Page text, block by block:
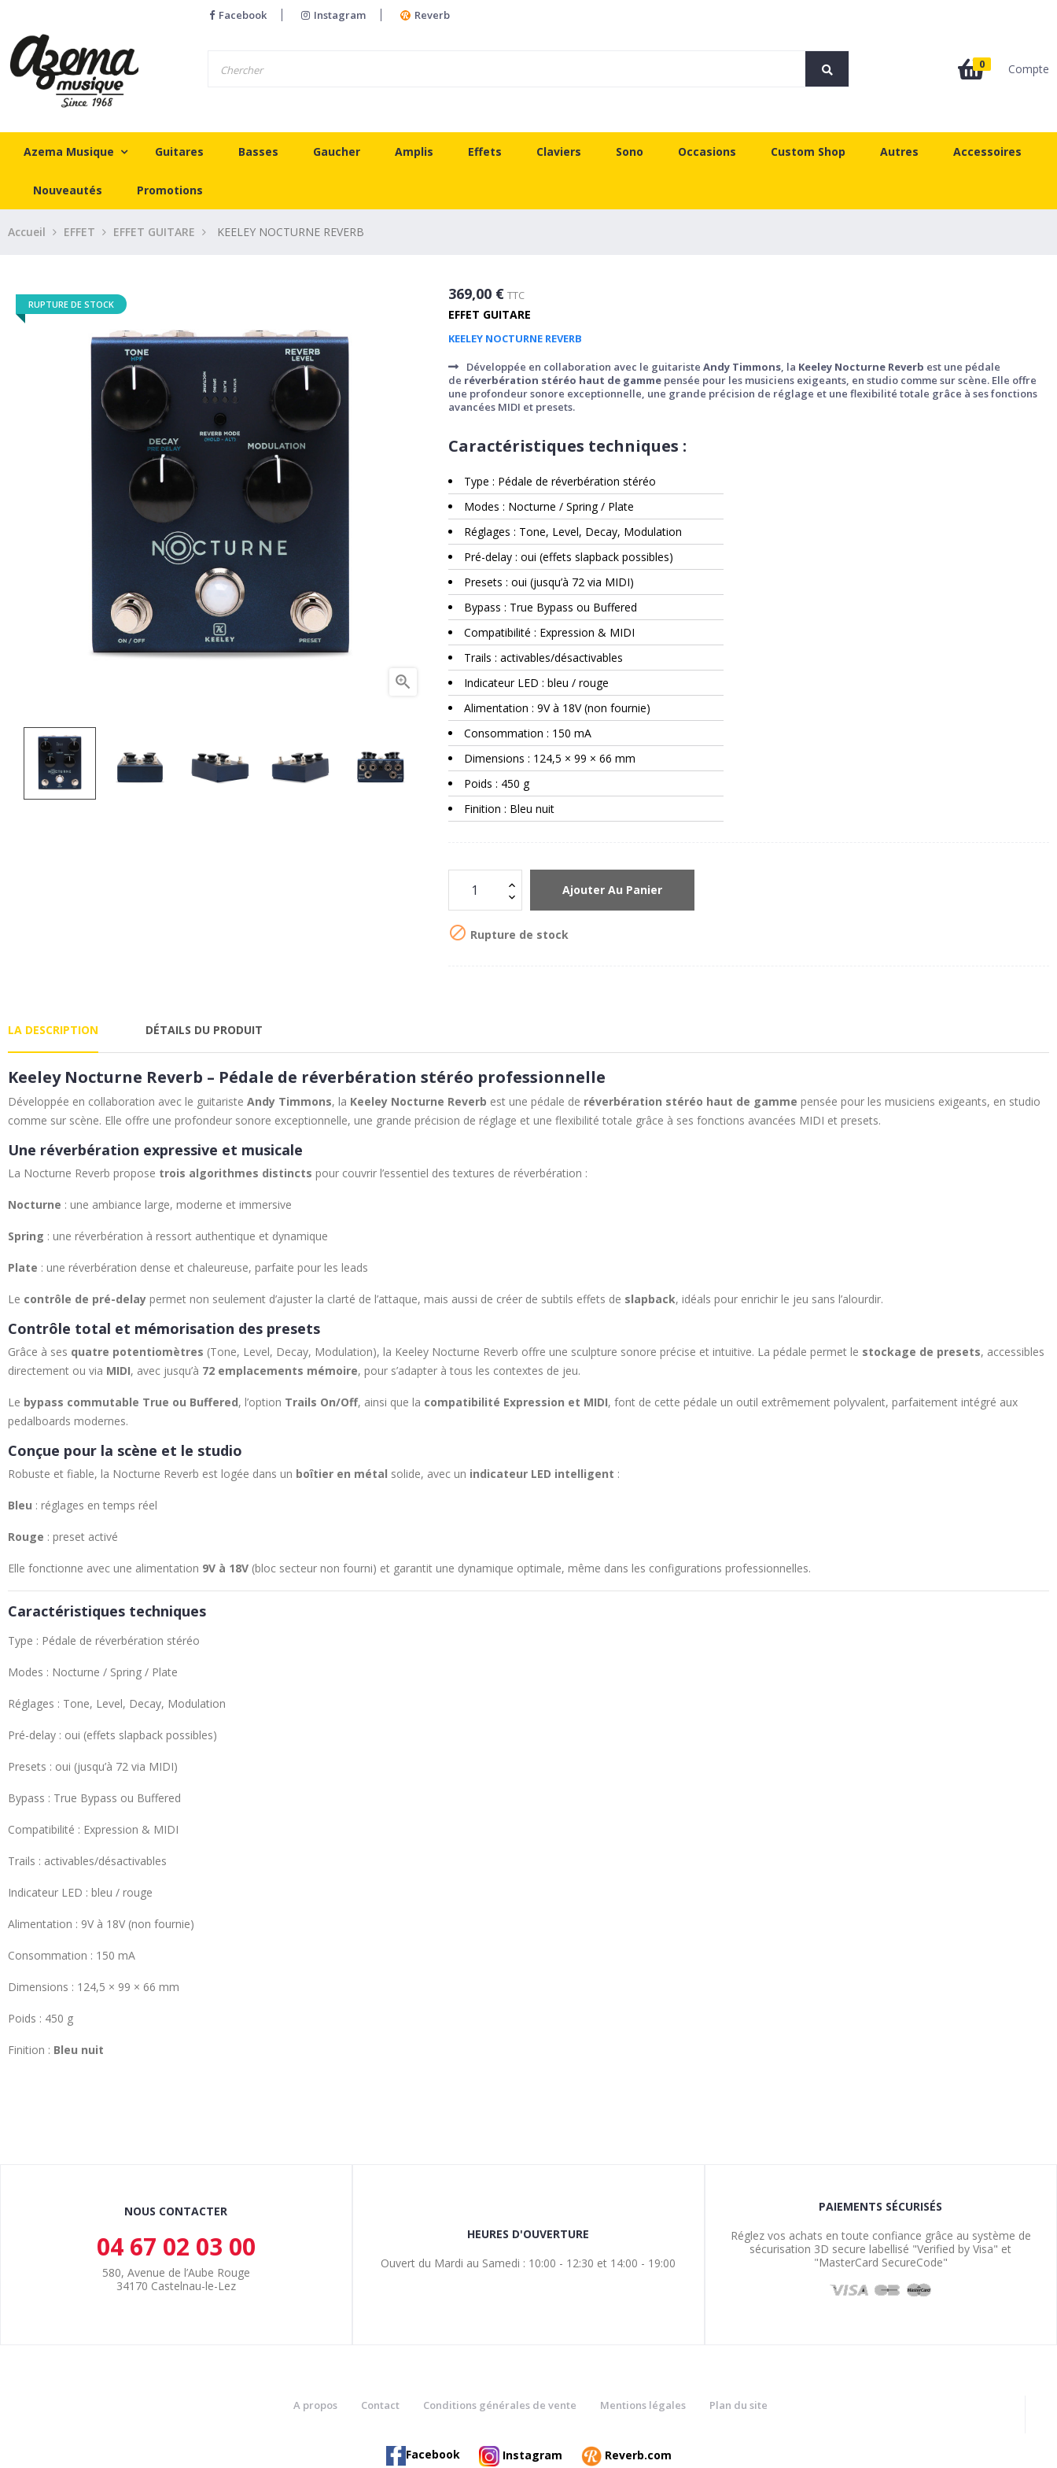
Facebook Instagram Reverb
0 Compte
Azema Musique Guitares Basses Gaucher Amplis Effets Claviers Sono Occasions Custom Shop Autres Accessoires
Nouveautés Promotions
Accueil EFFET EFFET GUITARE KEELEY NOCTURNE REVERB
RUPTURE DE STOCK

369,00 € TTC
EFFET GUITARE
KEELEY NOCTURNE REVERB
Développée en collaboration avec le guitariste Andy Timmons, la Keeley Nocturne Reverb est une pédale
de réverbération stéréo haut de gamme pensée pour les musiciens exigeants, en studio comme sur scène. Elle offre
une profondeur sonore exceptionnelle, une grande précision de réglage et une flexibilité totale grâce à ses fonctions
avancées MIDI et presets.
Caractéristiques techniques :
Type : Pédale de réverbération stéréo
Modes : Nocturne / Spring / Plate
Réglages : Tone, Level, Decay, Modulation
Pré-delay : oui (effets slapback possibles)
Presets : oui (jusqu’à 72 via MIDI)
Bypass : True Bypass ou Buffered
Compatibilité : Expression & MIDI
Trails : activables/désactivables
Indicateur LED : bleu / rouge
Alimentation : 9V à 18V (non fournie)
Consommation : 150 mA
Dimensions : 124,5 × 99 × 66 mm
Poids : 450 g
Finition : Bleu nuit
Ajouter Au Panier
 Rupture de stock
LA DESCRIPTION DÉTAILS DU PRODUIT
Keeley Nocturne Reverb – Pédale de réverbération stéréo professionnelle
Développée en collaboration avec le guitariste Andy Timmons, la Keeley Nocturne Reverb est une pédale de réverbération stéréo haut de gamme pensée pour les musiciens exigeants, en studio
comme sur scène. Elle offre une profondeur sonore exceptionnelle, une grande précision de réglage et une flexibilité totale grâce à ses fonctions avancées MIDI et presets.
Une réverbération expressive et musicale
La Nocturne Reverb propose trois algorithmes distincts pour couvrir l’essentiel des textures de réverbération :
Nocturne : une ambiance large, moderne et immersive
Spring : une réverbération à ressort authentique et dynamique
Plate : une réverbération dense et chaleureuse, parfaite pour les leads
Le contrôle de pré-delay permet non seulement d’ajuster la clarté de l’attaque, mais aussi de créer de subtils effets de slapback, idéals pour enrichir le jeu sans l’alourdir.
Contrôle total et mémorisation des presets
Grâce à ses quatre potentiomètres (Tone, Level, Decay, Modulation), la Keeley Nocturne Reverb offre une sculpture sonore précise et intuitive. La pédale permet le stockage de presets, accessibles
directement ou via MIDI, avec jusqu’à 72 emplacements mémoire, pour s’adapter à tous les contextes de jeu.
Le bypass commutable True ou Buffered, l’option Trails On/Off, ainsi que la compatibilité Expression et MIDI, font de cette pédale un outil extrêmement polyvalent, parfaitement intégré aux
pedalboards modernes.
Conçue pour la scène et le studio
Robuste et fiable, la Nocturne Reverb est logée dans un boîtier en métal solide, avec un indicateur LED intelligent :
Bleu : réglages en temps réel
Rouge : preset activé
Elle fonctionne avec une alimentation 9V à 18V (bloc secteur non fourni) et garantit une dynamique optimale, même dans les configurations professionnelles.
Caractéristiques techniques
Type : Pédale de réverbération stéréo
Modes : Nocturne / Spring / Plate
Réglages : Tone, Level, Decay, Modulation
Pré-delay : oui (effets slapback possibles)
Presets : oui (jusqu’à 72 via MIDI)
Bypass : True Bypass ou Buffered
Compatibilité : Expression & MIDI
Trails : activables/désactivables
Indicateur LED : bleu / rouge
Alimentation : 9V à 18V (non fournie)
Consommation : 150 mA
Dimensions : 124,5 × 99 × 66 mm
Poids : 450 g
Finition : Bleu nuit
NOUS CONTACTER
04 67 02 03 00
580, Avenue de l’Aube Rouge
34170 Castelnau-le-Lez
HEURES D'OUVERTURE
Ouvert du Mardi au Samedi : 10:00 - 12:30 et 14:00 - 19:00
PAIEMENTS SÉCURISÉS
Réglez vos achats en toute confiance grâce au système de
sécurisation 3D secure labellisé "Verified by Visa" et
"MasterCard SecureCode"
A propos Contact Conditions générales de vente Mentions légales Plan du site
Facebook Instagram Reverb.com